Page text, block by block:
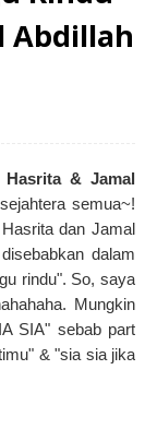
Abdillah
& Jamal
semua~!
dan Jamal
dalam
rindu". So, saya
Mungkin
SIA" sebab part
& "sia sia jika